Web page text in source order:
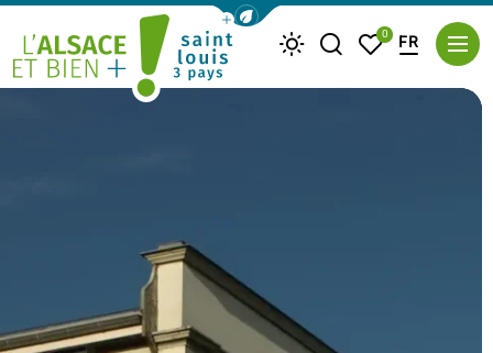
Afficher la barre de navigation du
MétéoJe recherche
Mes favoris
0 FR